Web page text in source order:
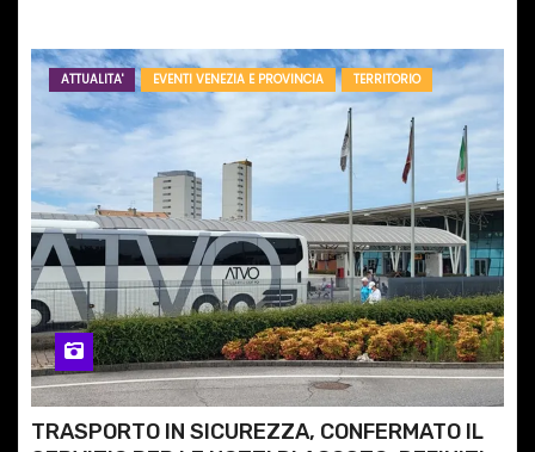
ATTUALITA' EVENTI VENEZIA E PROVINCIA TERRITORIO
TRASPORTO IN SICUREZZA, CONFERMATO IL